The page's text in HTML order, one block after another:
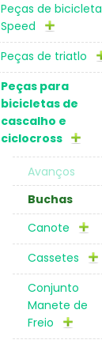
Peças de bicicleta
Speed
Peças de triatlo
Peças para
bicicletas de
cascalho e
ciclocross
Avanços
Buchas
Canote
Cassetes
Conjunto
Manete de
Freio